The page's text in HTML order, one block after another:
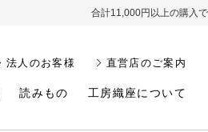
合計11,000円以上の購入
読みもの 工房織座について
法人のお客様 直営店のご案内